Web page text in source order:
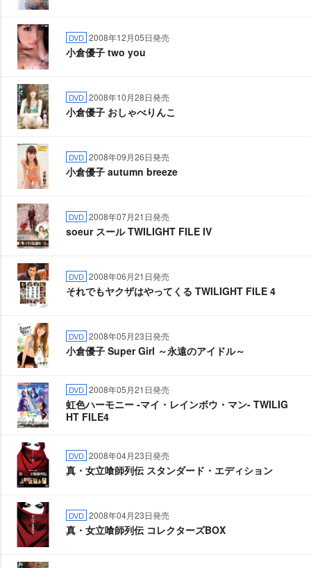
DVD 2008年12月05日発売
小倉優子 two you
DVD 2008年10月28日発売
小倉優子 おしゃべりんこ
DVD 2008年09月26日発売
小倉優子 autumn breeze
DVD 2008年07月21日発売
soeur スール TWILIGHT FILE IV
DVD 2008年06月21日発売
それでもヤクザはやってくる TWILIGHT FILE 4
DVD 2008年05月23日発売
小倉優子 Super Girl ～永遠のアイドル～
DVD 2008年05月21日発売
虹色ハーモニー -マイ・レインボウ・マン- TWILIG
HT FILE4
DVD 2008年04月23日発売
真・女立喰師列伝 スタンダード・エディション
DVD 2008年04月23日発売
真・女立喰師列伝 コレクターズBOX